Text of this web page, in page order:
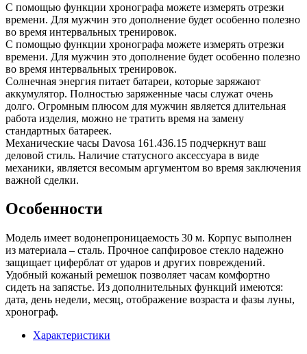
С помощью функции хронографа можете измерять отрезки
времени. Для мужчин это дополнение будет особенно полезно
во время интервальных тренировок.
С помощью функции хронографа можете измерять отрезки
времени. Для мужчин это дополнение будет особенно полезно
во время интервальных тренировок.
Солнечная энергия питает батареи, которые заряжают
аккумулятор. Полностью заряженные часы служат очень
долго. Огромным плюсом для мужчин является длительная
работа изделия, можно не тратить время на замену
стандартных батареек.
Механические часы Davosa 161.436.15 подчеркнут ваш
деловой стиль. Наличие статусного аксессуара в виде
механики, является весомым аргументом во время заключения
важной сделки.
Особенности
Модель имеет водонепроницаемость 30 м. Корпус выполнен
из материала – сталь. Прочное сапфировое стекло надежно
защищает циферблат от ударов и других повреждений.
Удобный кожаный ремешок позволяет часам комфортно
сидеть на запястье. Из дополнительных функций имеются:
дата, день недели, месяц, отображение возраста и фазы луны,
хронограф.
Характеристики